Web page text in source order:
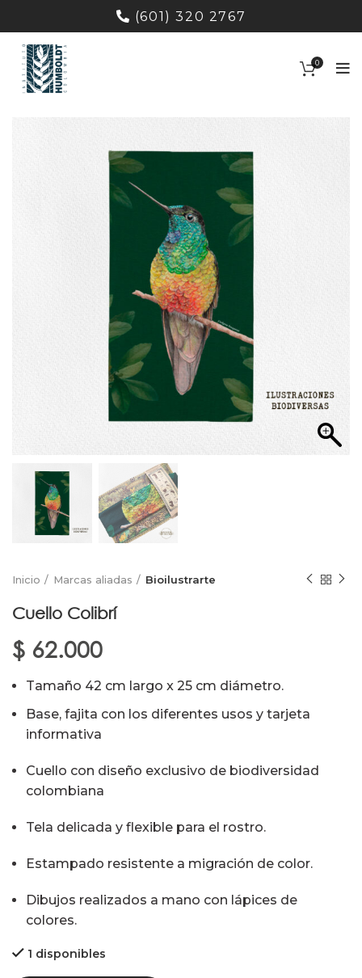
(601) 320 2767
0
Inicio Marcas aliadas Bioilustrarte
Cuello Colibrí
$ 62.000
Tamaño 42 cm largo x 25 cm diámetro.
Base, fajita con los diferentes usos y tarjeta
informativa
Cuello con diseño exclusivo de biodiversidad
colombiana
Tela delicada y flexible para el rostro.
Estampado resistente a migración de color.
Dibujos realizados a mano con lápices de
colores.
1 disponibles